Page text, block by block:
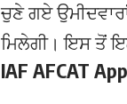
ਚੁਣੇ ਗਏ
ਮਿਲੇਗੀ। ਇਸ ਤੋਂ
IAF AFCAT